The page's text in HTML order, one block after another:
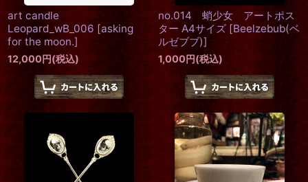
art candle
Leopard_wB_006 [asking
for the moon.]
12,000円(税込)
no.014 蛸少女 アートポス
ター A4サイズ [Beelzebub(ベ
ルゼブブ)]
1,000円(税込)